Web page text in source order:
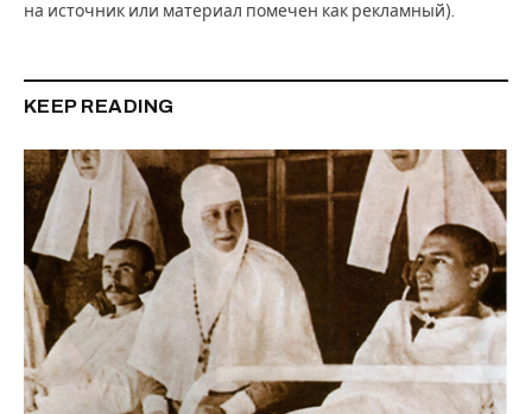
на источник или материал помечен как рекламный).
KEEP READING